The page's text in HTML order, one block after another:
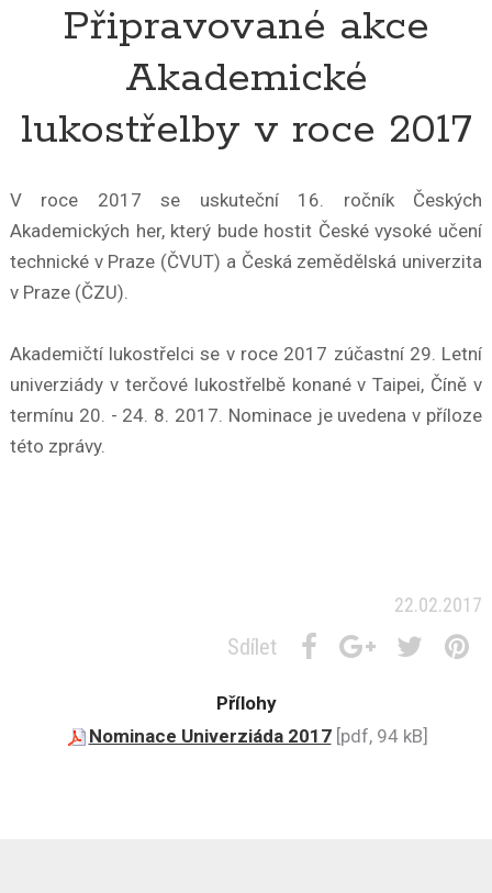
Připravované akce
Akademické
lukostřelby v roce 2017
V roce 2017 se uskuteční 16. ročník Českých
Akademických her, který bude hostit České vysoké učení
technické v Praze (ČVUT) a Česká zemědělská univerzita
v Praze (ČZU).
Akademičtí lukostřelci se v roce 2017 zúčastní 29. Letní
univerziády v terčové lukostřelbě konané v Taipei, Číně v
termínu 20. - 24. 8. 2017. Nominace je uvedena v příloze
této zprávy.
22.02.2017
Sdílet
Přílohy
Nominace Univerziáda 2017[pdf, 94 kB]